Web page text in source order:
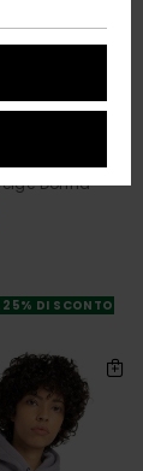
Donna
25% DI SCONTO